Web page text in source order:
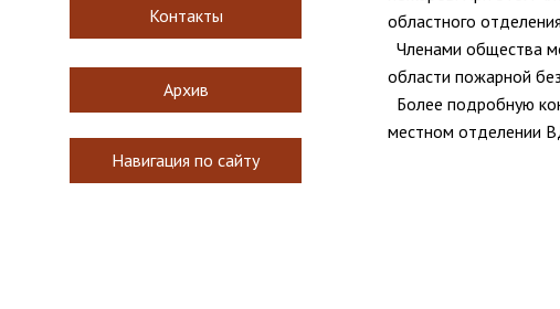
Контакты
Архив
Навигация по сайту
областного
Членами общества
области пожарной
Более подробную
местном отделении